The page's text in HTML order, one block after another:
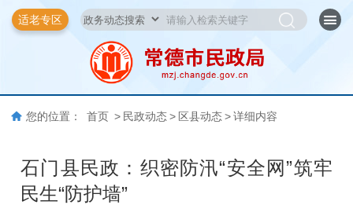
适老专区
您的位置： 首页 > 民政动态 > 区县动态 > 详细内容
石门县民政：织密防汛“安全网”筑牢
民生“防护墙”